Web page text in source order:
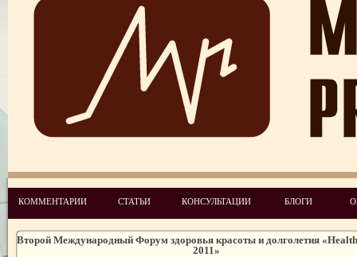
КОММЕНТАРИИ СТАТЬИ КОНСУЛЬТАЦИИ БЛОГИ
18-й Всемирный Конгресс по медицинскому праву
ІІ Международная конференция главных врачей Украины
5-ый Всемирный стоматологический Конгресс 5-ая
Новые медицинские и оздоровительные технологии на InterCHARM-
2011
Международная выставка оптики и очков OPTI MUENCHEN
Второй Международный Форум здоровья красоты и долголетия
2011»